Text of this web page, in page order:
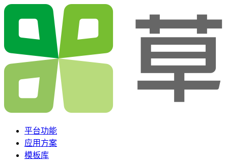
平台功能
应用方案
模板库